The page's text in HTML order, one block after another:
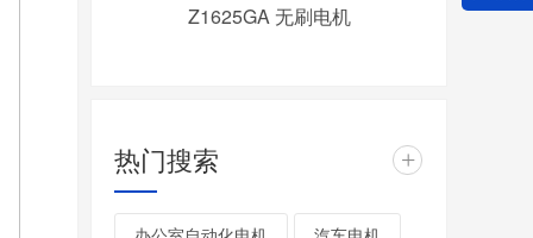
Z1625GA 无刷电机
热门搜索 +